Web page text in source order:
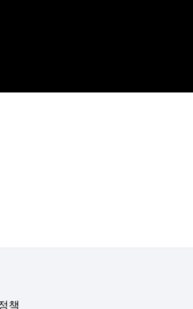
책